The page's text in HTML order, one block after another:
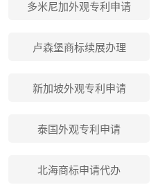
多米尼加外观专利申请
卢森堡商标续展办理
新加坡外观专利申请
泰国外观专利申请
北海商标申请代办